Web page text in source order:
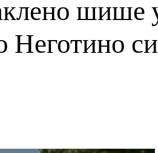
шише